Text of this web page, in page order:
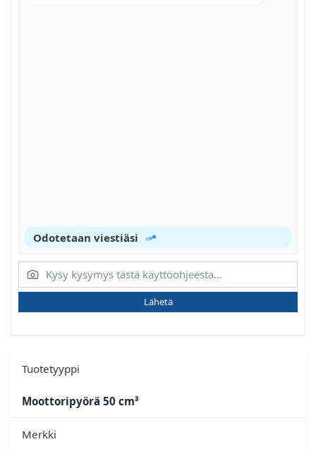
Odotetaan viestiäsi
Lähetä
Tuotetyyppi
Moottoripyörä 50 cm³
Merkki